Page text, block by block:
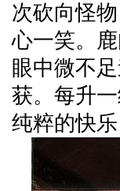
次砍向怪
心一笑。
眼中微不
获。每升
纯粹的快